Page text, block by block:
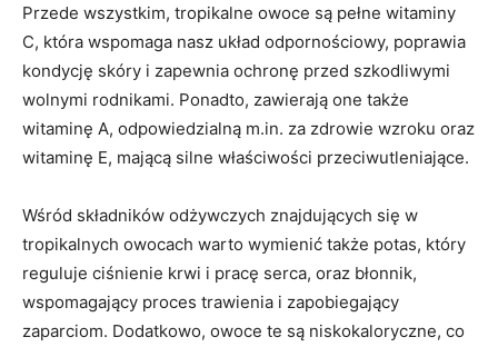
Przede wszystkim, tropikalne owoce są ⁣pełne witaminy
C, która wspomaga nasz układ odpornościowy, poprawia
kondycję skóry i zapewnia ochronę‌ przed szkodliwymi
wolnymi rodnikami. Ponadto, zawierają one także
witaminę A, odpowiedzialną m.in. za zdrowie ⁢wzroku oraz
⁢witaminę E, mającą silne właściwości przeciwutleniające.
Wśród składników ⁣odżywczych znajdujących się w
tropikalnych owocach warto wymienić także potas, który
‌reguluje ciśnienie krwi i pracę serca, oraz ⁣błonnik,
wspomagający proces trawienia i zapobiegający
zaparciom. Dodatkowo, owoce te ⁢są niskokaloryczne, co